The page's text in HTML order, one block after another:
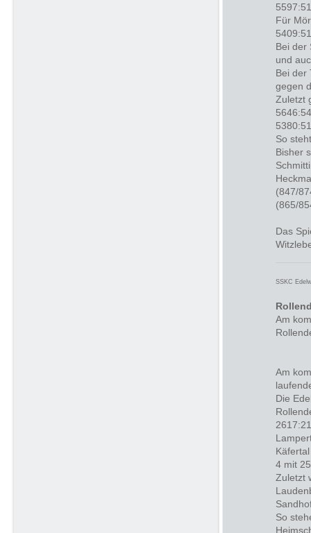
Für
Bei der
und
Bei der
gegen
Zuletzt
So
Bisher
(847/
(865/
Das
SSKC
Am
Am
Die
4 mit
Zuletzt
So